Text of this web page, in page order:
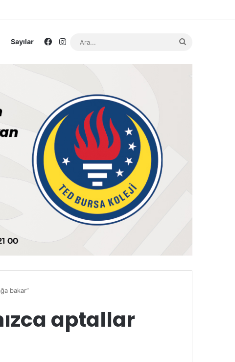
Sayılar Facebook
Instagram
bakar”
aptallar